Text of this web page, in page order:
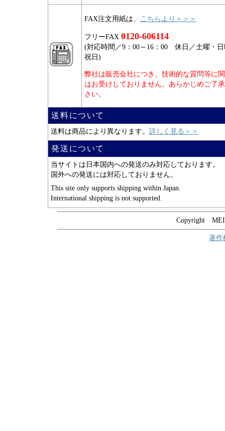
FAX注文用紙は、 こちらより＞＞＞
フリーFAX 0120-606114
(対応時間／9：00～16：00 休日／土曜・
祝日)
弊社は販売会社につき、技術的な質問等に
はお受けしておりません。あらかじめご了
さい。
送料について
送料は商品により異なります。 詳しく見る＞＞
発送について
当サイトは日本国内への発送のみ対応しております。
国外への発送には対応しておりません。
This site only supports shipping within Japan.
International shipping is not supported.
Copyright
著作